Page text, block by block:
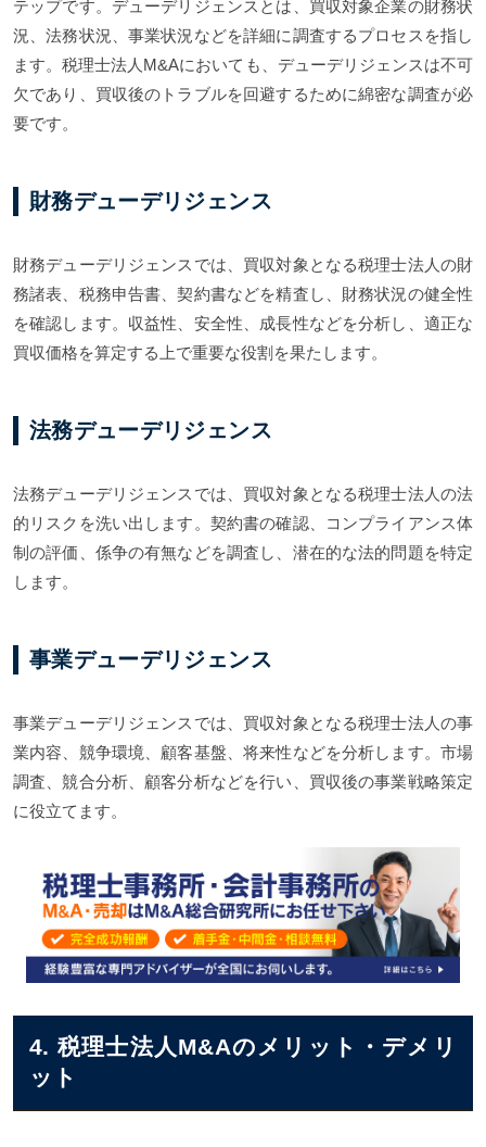
テップです。デューデリジェンスとは、買収対象企業の財務状
況、法務状況、事業状況などを詳細に調査するプロセスを指し
ます。税理士法人M&Aにおいても、デューデリジェンスは不可
欠であり、買収後のトラブルを回避するために綿密な調査が必
要です。
財務デューデリジェンス
財務デューデリジェンスでは、買収対象となる税理士法人の財
務諸表、税務申告書、契約書などを精査し、財務状況の健全性
を確認します。収益性、安全性、成長性などを分析し、適正な
買収価格を算定する上で重要な役割を果たします。
法務デューデリジェンス
法務デューデリジェンスでは、買収対象となる税理士法人の法
的リスクを洗い出します。契約書の確認、コンプライアンス体
制の評価、係争の有無などを調査し、潜在的な法的問題を特定
します。
事業デューデリジェンス
事業デューデリジェンスでは、買収対象となる税理士法人の事
業内容、競争環境、顧客基盤、将来性などを分析します。市場
調査、競合分析、顧客分析などを行い、買収後の事業戦略策定
に役立てます。
4. 税理士法人M&Aのメリット・デメリ
ット